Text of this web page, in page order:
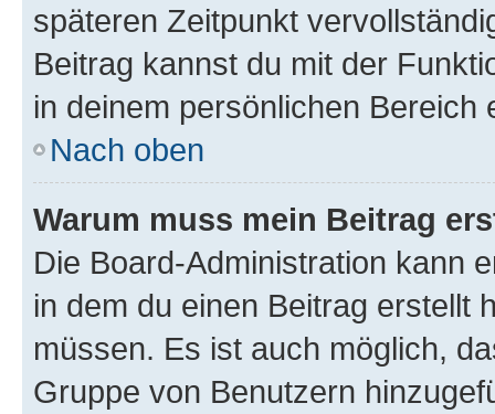
späteren Zeitpunkt
Beitrag kannst du mit der
in deinem persönlichen Bereich
Nach oben
Warum muss mein Beitrag
Die Board-Administration kann
in dem du einen Beitrag erstellt
müssen. Es ist auch möglich,
Gruppe von Benutzern